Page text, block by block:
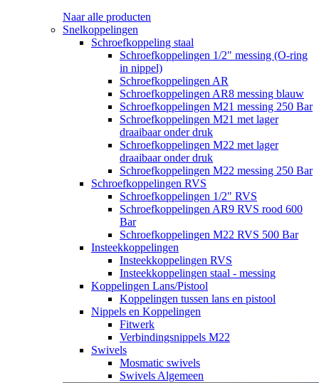
Naar alle producten
Snelkoppelingen
Schroefkoppeling staal
Schroefkoppelingen 1/2" messing (O-ring
in nippel)
Schroefkoppelingen AR
Schroefkoppelingen AR8 messing blauw
Schroefkoppelingen M21 messing 250 Bar
Schroefkoppelingen M21 met lager
draaibaar onder druk
Schroefkoppelingen M22 met lager
draaibaar onder druk
Schroefkoppelingen M22 messing 250 Bar
Schroefkoppelingen RVS
Schroefkoppelingen 1/2" RVS
Schroefkoppelingen AR9 RVS rood 600
Bar
Schroefkoppelingen M22 RVS 500 Bar
Insteekkoppelingen
Insteekkoppelingen RVS
Insteekkoppelingen staal - messing
Koppelingen Lans/Pistool
Koppelingen tussen lans en pistool
Nippels en Koppelingen
Fitwerk
Verbindingsnippels M22
Swivels
Mosmatic swivels
Swivels Algemeen